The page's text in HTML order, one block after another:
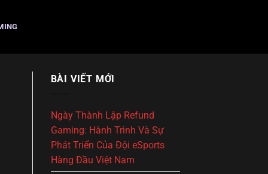
BÀI VIẾT MỚI
Ngày Thành Lập Refund
Gaming: Hành Trình Và Sự
Phát Triển Của Đội eSports
Hàng Đầu Việt Nam